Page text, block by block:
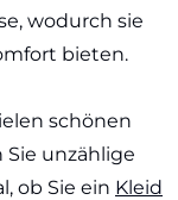
wodurch sie
bieten.
schönen
unzählige
ob Sie ein Kleid